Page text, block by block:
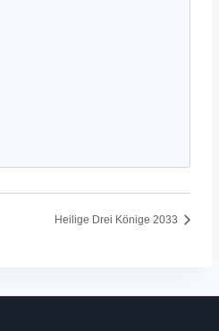
Heilige Drei Könige 2033